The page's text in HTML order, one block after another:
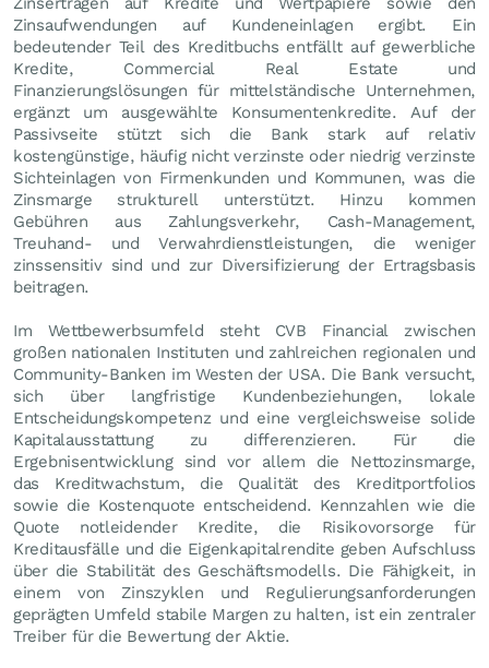
Zinsaufwendungen auf Kundeneinlagen ergibt. Ein
bedeutender Teil des Kreditbuchs entfällt auf gewerbliche
Kredite, Commercial Real Estate und
Finanzierungslösungen für mittelständische Unternehmen,
ergänzt um ausgewählte Konsumentenkredite. Auf der
Passivseite stützt sich die Bank stark auf relativ
kostengünstige, häufig nicht verzinste oder niedrig verzinste
Sichteinlagen von Firmenkunden und Kommunen, was die
Zinsmarge strukturell unterstützt. Hinzu kommen
Gebühren aus Zahlungsverkehr, Cash-Management,
Treuhand- und Verwahrdienstleistungen, die weniger
zinssensitiv sind und zur Diversifizierung der Ertragsbasis
beitragen.
Im Wettbewerbsumfeld steht CVB Financial zwischen
großen nationalen Instituten und zahlreichen regionalen und
Community-Banken im Westen der USA. Die Bank versucht,
sich über langfristige Kundenbeziehungen, lokale
Entscheidungskompetenz und eine vergleichsweise solide
Kapitalausstattung zu differenzieren. Für die
Ergebnisentwicklung sind vor allem die Nettozinsmarge,
das Kreditwachstum, die Qualität des Kreditportfolios
sowie die Kostenquote entscheidend. Kennzahlen wie die
Quote notleidender Kredite, die Risikovorsorge für
Kreditausfälle und die Eigenkapitalrendite geben Aufschluss
über die Stabilität des Geschäftsmodells. Die Fähigkeit, in
einem von Zinszyklen und Regulierungsanforderungen
geprägten Umfeld stabile Margen zu halten, ist ein zentraler
Treiber für die Bewertung der Aktie.